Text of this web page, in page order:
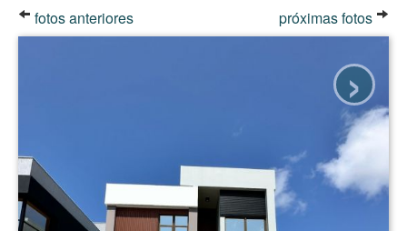
fotos anteriores próximas fotos
›